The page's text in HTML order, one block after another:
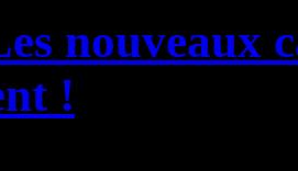
nouveaux
!